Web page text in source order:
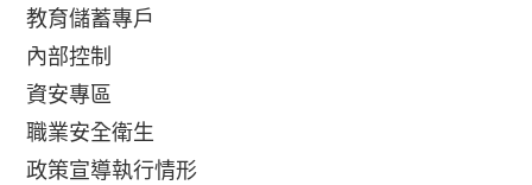
教育儲蓄專戶
內部控制
資安專區
職業安全衛生
政策宣導執行情形